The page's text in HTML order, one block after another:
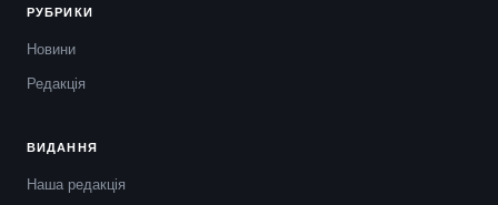
РУБРИКИ
Новини
Редакція
ВИДАННЯ
Наша редакція